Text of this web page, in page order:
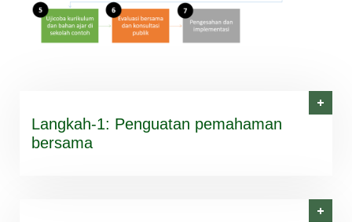
Langkah-1: Penguatan pemahaman
bersama